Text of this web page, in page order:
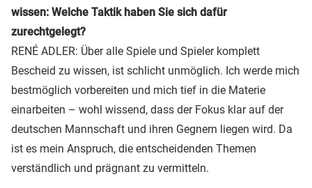
wissen: Welche Taktik haben Sie sich dafür
zurechtgelegt?
RENÉ ADLER: Über alle Spiele und Spieler komplett
Bescheid zu wissen, ist schlicht unmöglich. Ich werde mich
bestmöglich vorbereiten und mich tief in die Materie
einarbeiten – wohl wissend, dass der Fokus klar auf der
deutschen Mannschaft und ihren Gegnern liegen wird. Da
ist es mein Anspruch, die entscheidenden Themen
verständlich und prägnant zu vermitteln.